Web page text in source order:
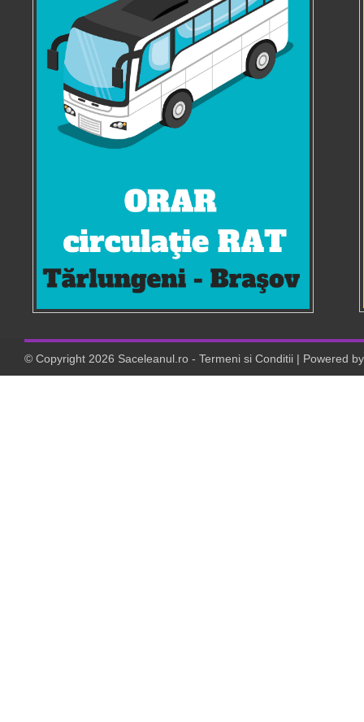
© Copyright 2026 Saceleanul.ro - Termeni si Conditii | Powered